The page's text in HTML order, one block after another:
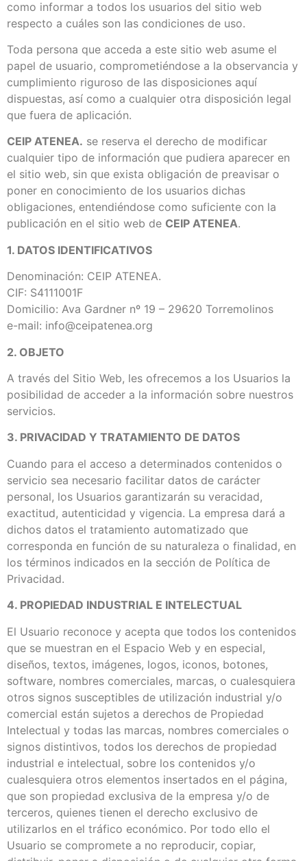
como informar a todos los usuarios del sitio web
respecto a cuáles son las condiciones de uso.
Toda persona que acceda a este sitio web asume el
papel de usuario, comprometiéndose a la observancia y
cumplimiento riguroso de las disposiciones aquí
dispuestas, así como a cualquier otra disposición legal
que fuera de aplicación.
CEIP ATENEA. se reserva el derecho de modificar
cualquier tipo de información que pudiera aparecer en
el sitio web, sin que exista obligación de preavisar o
poner en conocimiento de los usuarios dichas
obligaciones, entendiéndose como suficiente con la
publicación en el sitio web de CEIP ATENEA.
1. DATOS IDENTIFICATIVOS
Denominación: CEIP ATENEA.
CIF: S4111001F
Domicilio: Ava Gardner nº 19 – 29620 Torremolinos
e-mail: info@ceipatenea.org
2. OBJETO
A través del Sitio Web, les ofrecemos a los Usuarios la
posibilidad de acceder a la información sobre nuestros
servicios.
3. PRIVACIDAD Y TRATAMIENTO DE DATOS
Cuando para el acceso a determinados contenidos o
servicio sea necesario facilitar datos de carácter
personal, los Usuarios garantizarán su veracidad,
exactitud, autenticidad y vigencia. La empresa dará a
dichos datos el tratamiento automatizado que
corresponda en función de su naturaleza o finalidad, en
los términos indicados en la sección de Política de
Privacidad.
4. PROPIEDAD INDUSTRIAL E INTELECTUAL
El Usuario reconoce y acepta que todos los contenidos
que se muestran en el Espacio Web y en especial,
diseños, textos, imágenes, logos, iconos, botones,
software, nombres comerciales, marcas, o cualesquiera
otros signos susceptibles de utilización industrial y/o
comercial están sujetos a derechos de Propiedad
Intelectual y todas las marcas, nombres comerciales o
signos distintivos, todos los derechos de propiedad
industrial e intelectual, sobre los contenidos y/o
cualesquiera otros elementos insertados en el página,
que son propiedad exclusiva de la empresa y/o de
terceros, quienes tienen el derecho exclusivo de
utilizarlos en el tráfico económico. Por todo ello el
Usuario se compromete a no reproducir, copiar,